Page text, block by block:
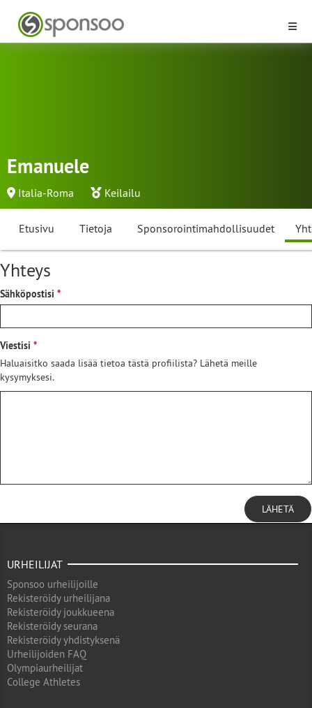
Emanuele
Italia-Roma Keilailu
Etusivu Tietoja Sponsorointimahdollisuudet
Yhteys
Sähköpostisi
Viestisi
Haluaisitko saada lisää tietoa tästä profiilista? Lähetä meille
kysymyksesi.
LÄHETÄ
URHEILIJAT
Sponsoo urheilijoille
Rekisteröidy urheilijana
Rekisteröidy joukkueena
Rekisteröidy seurana
Rekisteröidy yhdistyksenä
Urheilijoiden FAQ
Olympiaurheilijat
College Athletes